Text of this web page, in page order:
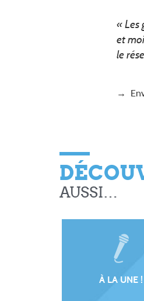
« Les
et
le
→
AUSSI…
À LA UNE !